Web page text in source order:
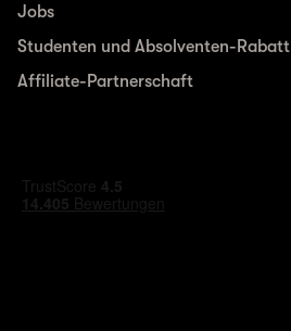
Jobs
Studenten und Absolventen-Rabatt
Affiliate-Partnerschaft